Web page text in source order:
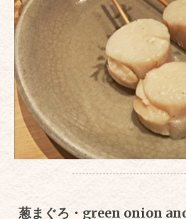
葱まぐろ・green onion